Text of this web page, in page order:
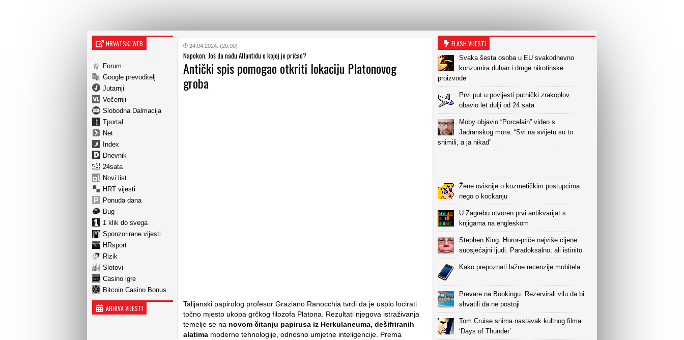
HRVATSKI WEB
Forum
Google prevoditelj
Jutarnji
Večernji
Slobodna Dalmacija
Tportal
Net
Index
Dnevnik
24sata
Novi list
HRT vijesti
Ponuda dana
Bug
1 klik do svega
Sponzorirane vijesti
HRsport
Rizik
Slotovi
Casino igre
Bitcoin Casino Bonus
ARHIVA VIJESTI
24.04.2024. (20:00)
Napokon. Još da nađu Atlantidu o kojoj je pričao?
Antički spis pomogao otkriti lokaciju Platonovog
groba
Talijanski papirolog profesor Graziano Ranocchia tvrdi da je uspio locirati
točno mjesto ukopa grčkog filozofa Platona. Rezultati njegova istraživanja
temelje se na novom čitanju papirusa iz Herkulaneuma, dešifriranih
alatima moderne tehnologije, odnosno umjetne inteligencije. Prema
FLASH VIJESTI
Svaka šesta osoba u EU svakodnevno
konzumira duhan i druge nikotinske
proizvode
Prvi put u povijesti putnički zrakoplov
obavio let dulji od 24 sata
Moby objavio “Porcelain” video s
Jadranskog mora: “Svi na svijetu su to
snimili, a ja nikad”
Žene ovisnije o kozmetičkim postupcima
nego o kockanju
U Zagrebu otvoren prvi antikvarijat s
knjigama na engleskom
Stephen King: Horor-priče najviše cijene
suosjećajni ljudi. Paradoksalno, ali istinito
Kako prepoznati lažne recenzije mobitela
Prevare na Bookingu: Rezervirali vilu da bi
shvatili da ne postoji
Tom Cruise snima nastavak kultnog filma
‘Days of Thunder’